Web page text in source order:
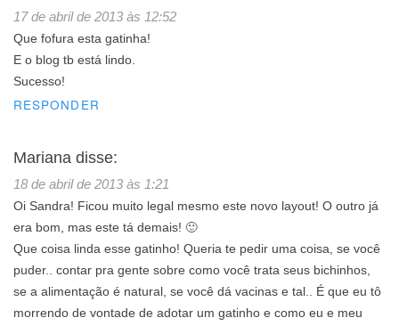
17 de abril de 2013 às 12:52
Que fofura esta gatinha!
E o blog tb está lindo.
Sucesso!
RESPONDER
Mariana disse:
18 de abril de 2013 às 1:21
Oi Sandra! Ficou muito legal mesmo este novo layout! O outro já
era bom, mas este tá demais! 🙂
Que coisa linda esse gatinho! Queria te pedir uma coisa, se você
puder.. contar pra gente sobre como você trata seus bichinhos,
se a alimentação é natural, se você dá vacinas e tal.. É que eu tô
morrendo de vontade de adotar um gatinho e como eu e meu